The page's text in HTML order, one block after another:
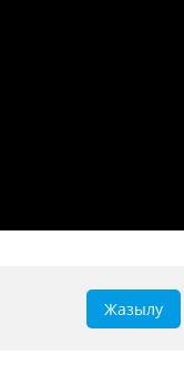
Жазылу